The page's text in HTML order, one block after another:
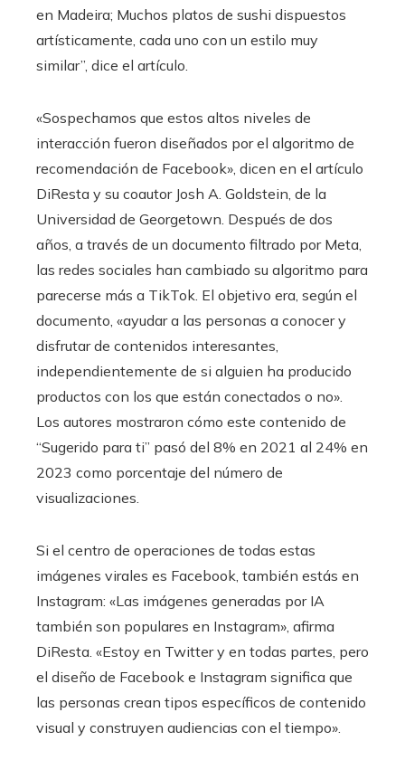
en Madeira; Muchos platos de sushi dispuestos
artísticamente, cada uno con un estilo muy
similar”, dice el artículo.
«Sospechamos que estos altos niveles de
interacción fueron diseñados por el algoritmo de
recomendación de Facebook», dicen en el artículo
DiResta y su coautor Josh A. Goldstein, de la
Universidad de Georgetown. Después de dos
años, a través de un documento filtrado por Meta,
las redes sociales han cambiado su algoritmo para
parecerse más a TikTok. El objetivo era, según el
documento, «ayudar a las personas a conocer y
disfrutar de contenidos interesantes,
independientemente de si alguien ha producido
productos con los que están conectados o no».
Los autores mostraron cómo este contenido de
“Sugerido para ti” pasó del 8% en 2021 al 24% en
2023 como porcentaje del número de
visualizaciones.
Si el centro de operaciones de todas estas
imágenes virales es Facebook, también estás en
Instagram: «Las imágenes generadas por IA
también son populares en Instagram», afirma
DiResta. «Estoy en Twitter y en todas partes, pero
el diseño de Facebook e Instagram significa que
las personas crean tipos específicos de contenido
visual y construyen audiencias con el tiempo».